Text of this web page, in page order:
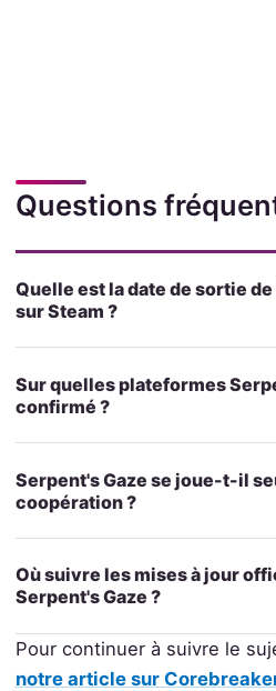
Questions
Quelle est la date de sortie
sur Steam ?
Sur quelles plateformes
confirmé ?
Serpent's Gaze se joue-t-il
coopération ?
Où suivre les mises à jour
Serpent's Gaze ?
Pour continuer à suivre le
notre article sur